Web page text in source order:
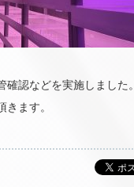
認などを実施しました。
ます。